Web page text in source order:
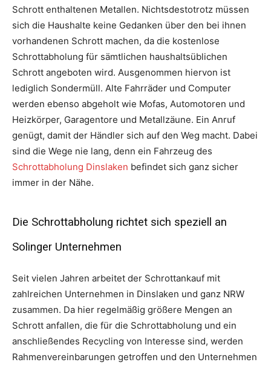
Schrott enthaltenen Metallen. Nichtsdestotrotz müssen
sich die Haushalte keine Gedanken über den bei ihnen
vorhandenen Schrott machen, da die kostenlose
Schrottabholung für sämtlichen haushaltsüblichen
Schrott angeboten wird. Ausgenommen hiervon ist
lediglich Sondermüll. Alte Fahrräder und Computer
werden ebenso abgeholt wie Mofas, Automotoren und
Heizkörper, Garagentore und Metallzäune. Ein Anruf
genügt, damit der Händler sich auf den Weg macht. Dabei
sind die Wege nie lang, denn ein Fahrzeug des
Schrottabholung Dinslaken befindet sich ganz sicher
immer in der Nähe.
Die Schrottabholung richtet sich speziell an
Solinger Unternehmen
Seit vielen Jahren arbeitet der Schrottankauf mit
zahlreichen Unternehmen in Dinslaken und ganz NRW
zusammen. Da hier regelmäßig größere Mengen an
Schrott anfallen, die für die Schrottabholung und ein
anschließendes Recycling von Interesse sind, werden
Rahmenvereinbarungen getroffen und den Unternehmen